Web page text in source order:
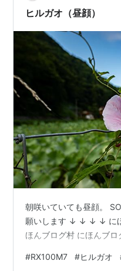
ヒルガオ（昼顔）
朝咲いていても昼顔。
願いします ↓ ↓ ↓ ↓ に
ほんブログ村 にほんブロ
#RX100M7 #ヒルガオ